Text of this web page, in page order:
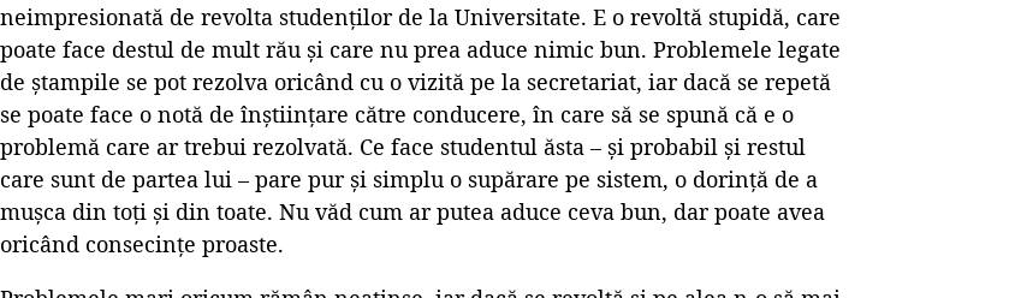
neimpresionată de revolta studenților de la Universitate. E o revoltă stupidă, care
poate face destul de mult rău și care nu prea aduce nimic bun. Problemele legate
de ștampile se pot rezolva oricând cu o vizită pe la secretariat, iar dacă se repetă
se poate face o notă de înștiințare către conducere, în care să se spună că e o
problemă care ar trebui rezolvată. Ce face studentul ăsta – și probabil și restul
care sunt de partea lui – pare pur și simplu o supărare pe sistem, o dorință de a
mușca din toți și din toate. Nu văd cum ar putea aduce ceva bun, dar poate avea
oricând consecințe proaste.